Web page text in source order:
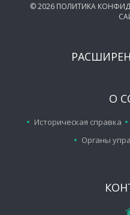
©2026 ПОЛИТИКА
О
Историческая справка
Органы